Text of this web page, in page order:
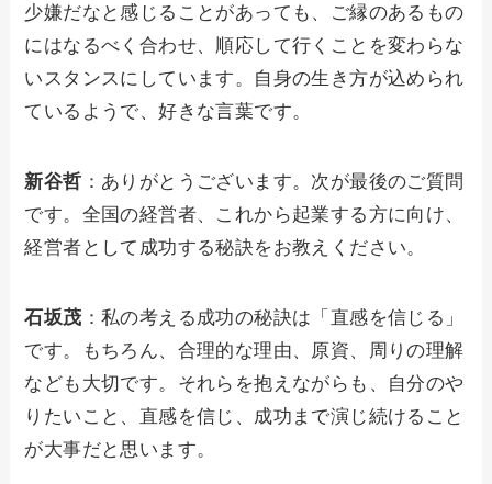
少嫌だなと感じることがあっても、ご縁のあるもの
にはなるべく合わせ、順応して行くことを変わらな
いスタンスにしています。自身の生き方が込められ
ているようで、好きな言葉です。
新谷哲 ：ありがとうございます。次が最後のご質問
です。全国の経営者、これから起業する方に向け、
経営者として成功する秘訣をお教えください。
石坂茂 ：私の考える成功の秘訣は「直感を信じる」
です。もちろん、合理的な理由、原資、周りの理解
なども大切です。それらを抱えながらも、自分のや
りたいこと、直感を信じ、成功まで演じ続けること
が大事だと思います。